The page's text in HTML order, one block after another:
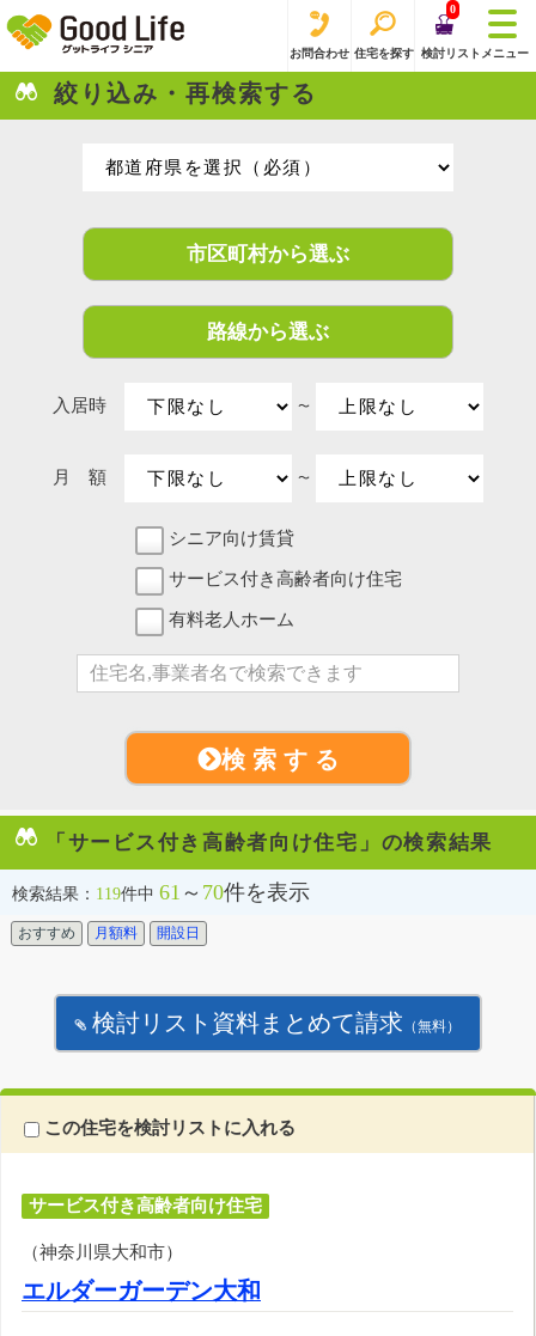
お問合わせ 住宅を探す
0
検討リスト メニュー
絞り込み・再検索する
市区町村から選ぶ
路線から選ぶ
入居時 〜
月 額 〜
シニア向け賃貸
サービス付き高齢者向け住宅
有料老人ホーム
検 索 す る
「サービス付き高齢者向け住宅」の検索結果
検索結果： 119件中 61 ～ 70件を表示
おすすめ 月額料 開設日
検討リスト資料まとめて請求 （無料）
この住宅を検討リストに入れる
サービス付き高齢者向け住宅
（神奈川県大和市）
エルダーガーデン大和